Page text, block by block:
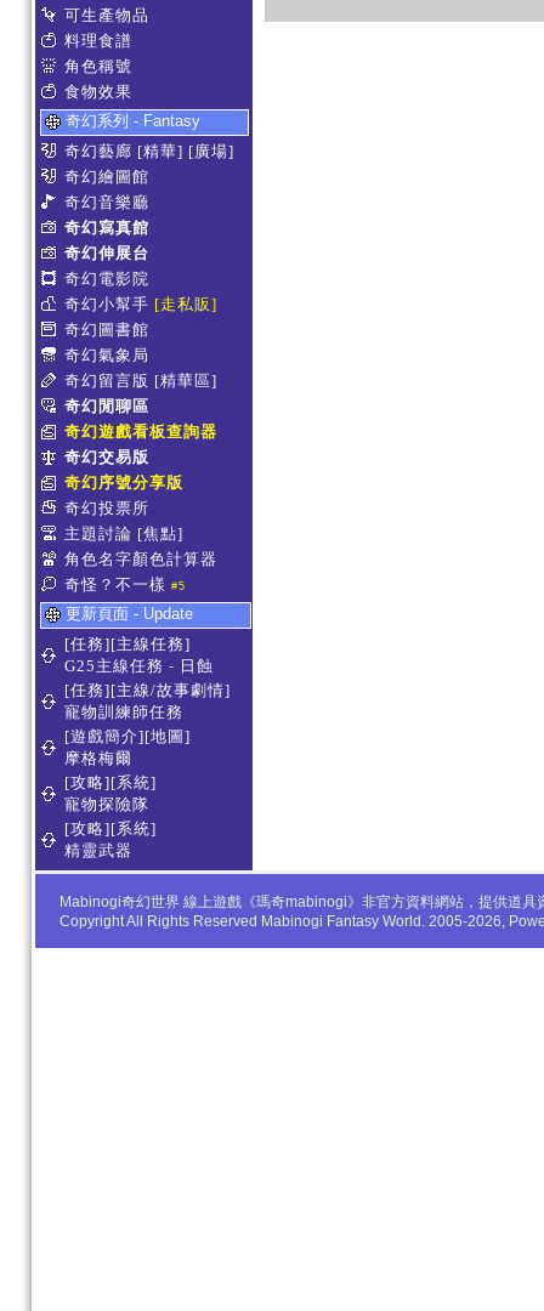
可生產物品
料理食譜
角色稱號
食物效果
奇幻系列 - Fantasy
奇幻藝廊 [精華] [廣場]
奇幻繪圖館
奇幻音樂廳
奇幻寫真館
奇幻伸展台
奇幻電影院
奇幻小幫手 [走私販]
奇幻圖書館
奇幻氣象局
奇幻留言版 [精華區]
奇幻閒聊區
奇幻遊戲看板查詢器
奇幻交易版
奇幻序號分享版
奇幻投票所
主題討論 [焦點]
角色名字顏色計算器
奇怪？不一樣 #5
更新頁面 - Update
[任務][主線任務]
G25主線任務 - 日蝕
[任務][主線/故事劇情]
寵物訓練師任務
[遊戲簡介][地圖]
摩格梅爾
[攻略][系統]
寵物探險隊
[攻略][系統]
精靈武器
Mabinogi奇幻世界 線上遊戲《瑪奇mabinogi》非官方資料網站，提供道
Copyright All Rights Reserved Mabinogi Fantasy World. 2005-2026,